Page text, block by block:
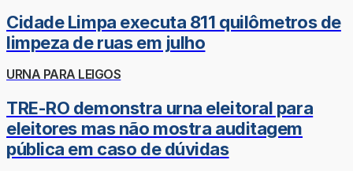
Cidade Limpa executa 811 quilômetros de
limpeza de ruas em julho
URNA PARA LEIGOS
TRE-RO demonstra urna eleitoral para
eleitores mas não mostra auditagem
pública em caso de dúvidas